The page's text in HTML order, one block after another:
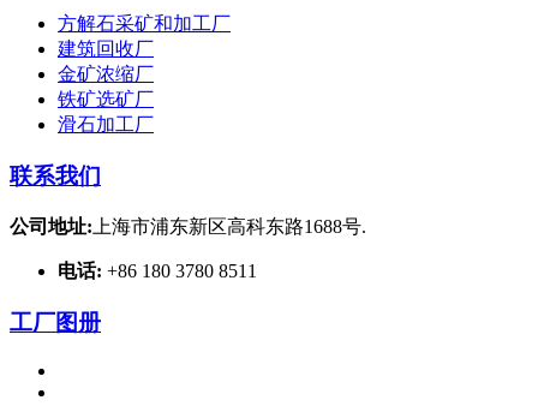
方解石采矿和加工厂
建筑回收厂
金矿浓缩厂
铁矿选矿厂
滑石加工厂
联系我们
公司地址: 上海市浦东新区高科东路1688号.
电话: +86 180 3780 8511
工厂图册